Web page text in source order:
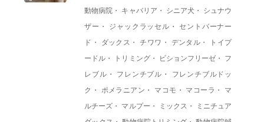
動物病院 ・ キャバリア ・ シニア犬 ・ シュナウ
ザー ・ ジャックラッセル ・ セントバーナー
ド ・ ダックス ・チワワ ・ デンタル ・
トイプ
ードル ・ トリミング・ ビションフリーゼ ・ フ
レブル ・ フレンチブル ・
フレンチブルドッ
ク ・ ポメラニアン ・ マコモ ・ マコーラ ・ マ
ルチーズ ・ マルプー ・ ミックス ・
ミニチュア